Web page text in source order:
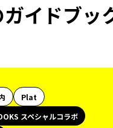
イドブッ
Plat
スペシャルコラボ